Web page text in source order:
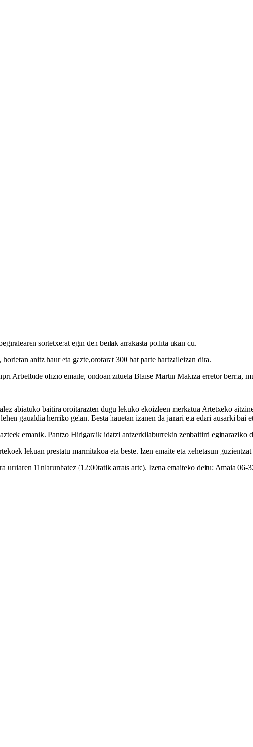
sortetxerat egin den beilak arrakasta pollita ukan du.
anitz haur eta gazte,orotarat 300 bat parte hartzaileizan dira.
Arbelbide ofizio emaile, ondoan zituela Blaise Martin Makiza erretor berria,
abiatuko baitira oroitarazten dugu lekuko ekoizleen merkatua Artetxeko
gaualdia herriko gelan. Besta hauetan izanen da janari eta edari ausarki bai
emanik. Pantzo Hirigaraik idatzi antzerkilaburrekin zenbaitirri eginaraziko
lekuan prestatu marmitakoa eta beste. Izen emaite eta xehetasun
urriaren 11nlarunbatez (12:00tatik arrats arte). Izena emaiteko deitu: Amaia 06-